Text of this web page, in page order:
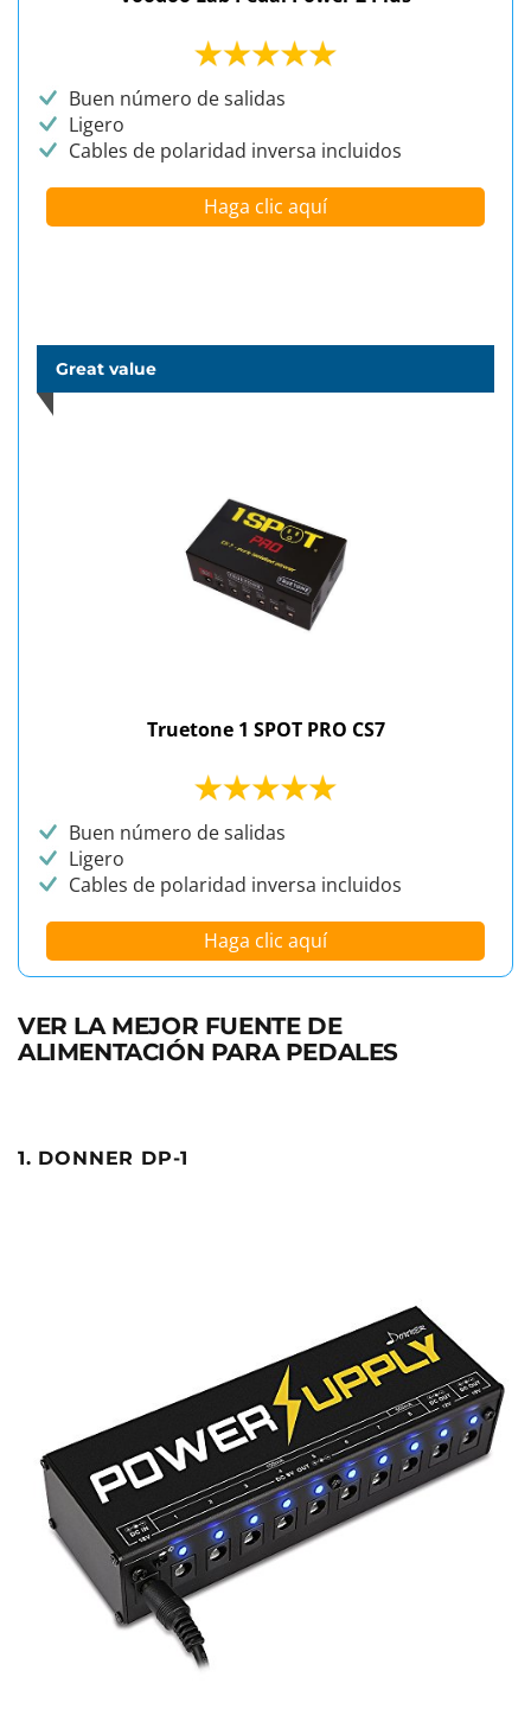
Buen número de salidas
Ligero
Cables de polaridad inversa incluidos
Haga clic aquí
Great value
Truetone 1 SPOT PRO CS7
Buen número de salidas
Ligero
Cables de polaridad inversa incluidos
Haga clic aquí
VER LA MEJOR FUENTE DE
ALIMENTACIÓN PARA PEDALES
1. DONNER DP-1